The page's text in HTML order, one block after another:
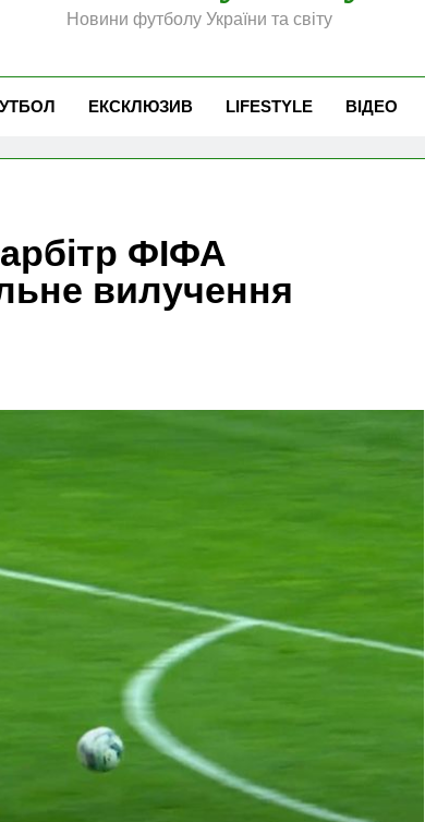
Новини футболу України та світу
ЕКСКЛЮЗИВ LIFESTYLE ВІДЕО
ФІФА
вилучення